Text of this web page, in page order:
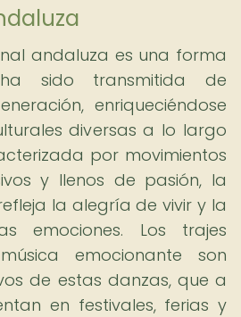
andaluza es una forma
sido transmitida de
enriqueciéndose
diversas a lo largo
por movimientos
y llenos de pasión, la
la alegría de vivir y la
emociones. Los trajes
emocionante son
de estas danzas, que a
en festivales, ferias y